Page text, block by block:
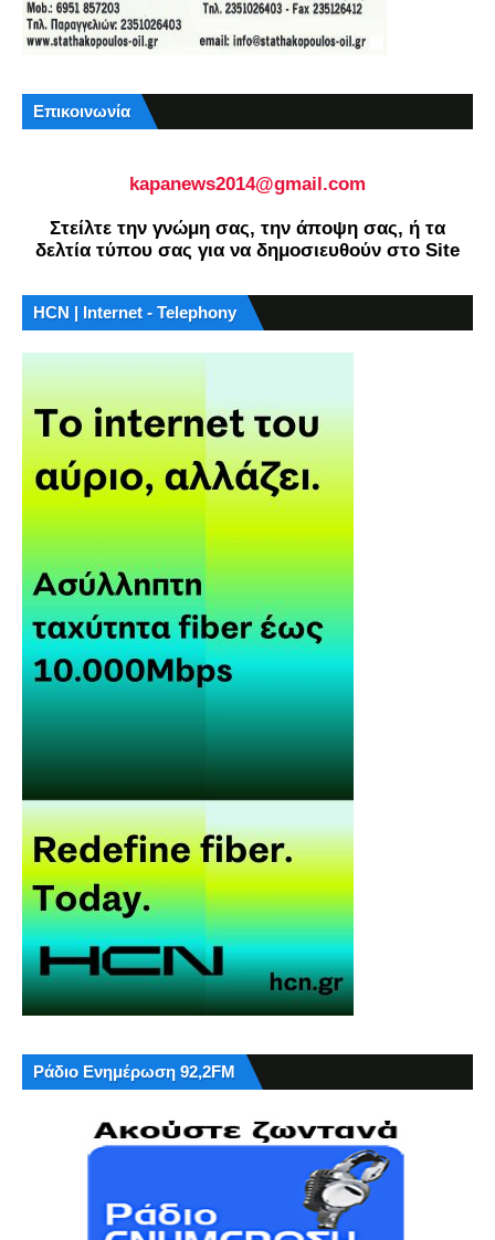
Επικοινωνία
kapanews2014@gmail.com
Στείλτε την γνώμη σας, την άποψη σας, ή τα
δελτία τύπου σας για να δημοσιευθούν στο Site
HCN | Internet - Telephony
Ράδιο Ενημέρωση 92,2FM